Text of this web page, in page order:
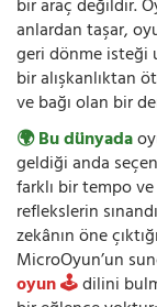
bir araç değildir.
anlardan taşar,
geri dönme isteği
bir alışkanlıktan
ve bağı olan bir
🌍 Bu dünyada
geldiği anda
farklı bir tempo
reflekslerin
zekânın öne
MicroOyun’un
oyun 🕹️dilini